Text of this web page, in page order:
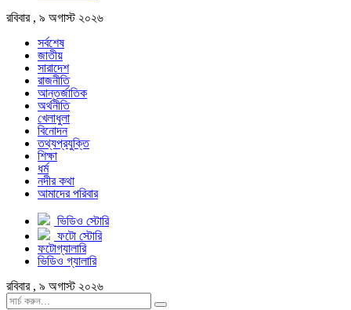
রবিবার , ৯ অগাস্ট ২০২৬
সর্বশেষ
জাতীয়
সারাদেশ
রাজনীতি
আন্তর্জাতিক
অর্থনীতি
খেলাধুলা
বিনোদন
তথ্যপ্রযুক্তি
শিক্ষা
ধর্ম
নদীর কথা
আমাদের পরিবার
ভিডিও স্টোরি
ফটো স্টোরি
ফটোগ্যালারি
ভিডিও গ্যালারি
রবিবার , ৯ অগাস্ট ২০২৬